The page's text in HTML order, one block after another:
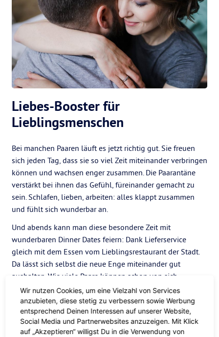
Liebes-Booster für
Lieblingsmenschen
Bei manchen Paaren läuft es jetzt richtig gut. Sie freuen
sich jeden Tag, dass sie so viel Zeit miteinander verbringen
können und wachsen enger zusammen. Die Paarantäne
verstärkt bei ihnen das Gefühl, füreinander gemacht zu
sein. Schlafen, lieben, arbeiten: alles klappt zusammen
und fühlt sich wunderbar an.
Und abends kann man diese besondere Zeit mit
wunderbaren Dinner Dates feiern: Dank Lieferservice
gleich mit dem Essen vom Lieblingsrestaurant der Stadt.
Da lässt sich selbst die neue Enge miteinander gut
aushalten. Wie viele Paare können schon von sich
behaupten, sie hätten es gemeinsam durch die Pandemie
2020 geschafft? Wahrscheinlich wird das Jahr für viele am
Ende noch von einigen frohen Ereignissen gekrönt.
Lust auf eine Auszeit?
Wir nutzen Cookies, um eine Vielzahl von Services
anzubieten, diese stetig zu verbessern sowie Werbung
entsprechend Deinen Interessen auf unserer Website,
Social Media und Partnerwebsites anzuzeigen. Mit Klick
auf „Akzeptieren“ willigst Du in die Verwendung von